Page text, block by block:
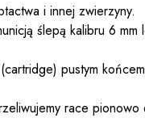
i innej zwierzyny.
ślepą kalibru 6 mm
pustym
race